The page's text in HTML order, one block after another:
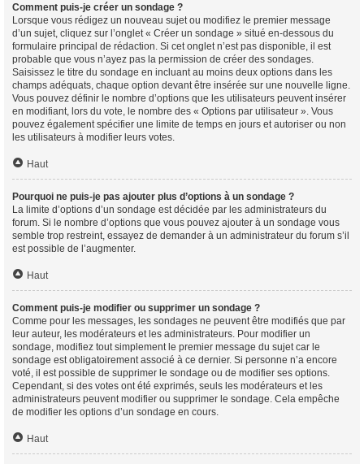
Comment puis-je créer un sondage ?
Lorsque vous rédigez un nouveau sujet ou modifiez le premier message
d’un sujet, cliquez sur l’onglet « Créer un sondage » situé en-dessous du
formulaire principal de rédaction. Si cet onglet n’est pas disponible, il est
probable que vous n’ayez pas la permission de créer des sondages.
Saisissez le titre du sondage en incluant au moins deux options dans les
champs adéquats, chaque option devant être insérée sur une nouvelle ligne.
Vous pouvez définir le nombre d’options que les utilisateurs peuvent insérer
en modifiant, lors du vote, le nombre des « Options par utilisateur ». Vous
pouvez également spécifier une limite de temps en jours et autoriser ou non
les utilisateurs à modifier leurs votes.
Haut
Pourquoi ne puis-je pas ajouter plus d’options à un sondage ?
La limite d’options d’un sondage est décidée par les administrateurs du
forum. Si le nombre d’options que vous pouvez ajouter à un sondage vous
semble trop restreint, essayez de demander à un administrateur du forum s’il
est possible de l’augmenter.
Haut
Comment puis-je modifier ou supprimer un sondage ?
Comme pour les messages, les sondages ne peuvent être modifiés que par
leur auteur, les modérateurs et les administrateurs. Pour modifier un
sondage, modifiez tout simplement le premier message du sujet car le
sondage est obligatoirement associé à ce dernier. Si personne n’a encore
voté, il est possible de supprimer le sondage ou de modifier ses options.
Cependant, si des votes ont été exprimés, seuls les modérateurs et les
administrateurs peuvent modifier ou supprimer le sondage. Cela empêche
de modifier les options d’un sondage en cours.
Haut